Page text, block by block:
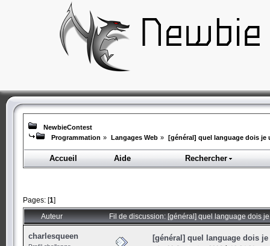
NewbieContest
Programmation » Langages Web » [général] quel language dois je
Accueil Aide Rechercher
Pages: [1]
Auteur Fil de discussion: [général] quel language dois
charlesqueen [général] quel language dois